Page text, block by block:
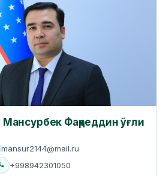
Фаҳреддин ўғли
mansur2144@mail.ru
+998942301050